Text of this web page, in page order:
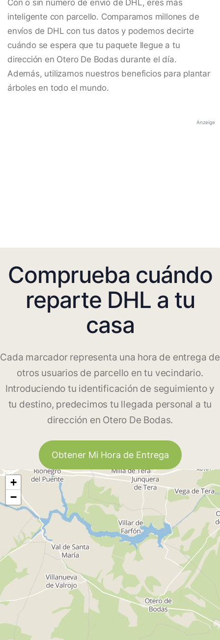
Con o sin número de envío de DHL, eres más
inteligente con parcello. Comparamos millones de
envíos de DHL con tus datos y podemos decirte
cuándo se espera que tu paquete llegue a tu
dirección en Otero De Bodas durante el día.
Además, utilizamos nuestros beneficios para plantar
árboles en todo el mundo.
Anzeige
Comprueba cuándo
reparte DHL a tu
casa
Cada marcador representa una hora de entrega de
otros usuarios de parcello en tu vecindario.
Introduciendo tu identificación de seguimiento y
tu destino, predecimos tu llegada personal a tu
dirección en Otero De Bodas.
Obtener Mi Hora de Entrega
+
−